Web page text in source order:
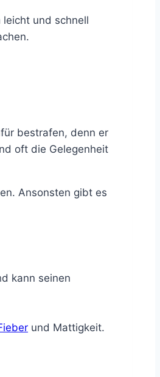
und schnell
bestrafen, denn er
oft die Gelegenheit
Ansonsten gibt es
kann seinen
und Mattigkeit.